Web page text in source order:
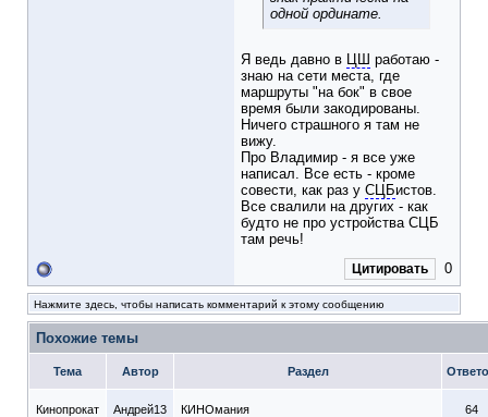
одной ординате.
Я ведь давно в ЦШ работаю -
знаю на сети места, где
маршруты "на бок" в свое
время были закодированы.
Ничего страшного я там не
вижу.
Про Владимир - я все уже
написал. Все есть - кроме
совести, как раз у СЦБистов.
Все свалили на других - как
будто не про устройства СЦБ
там речь!
Цитировать 0
Нажмите здесь, чтобы написать комментарий к этому сообщению
Похожие темы
Тема Автор Раздел
Кинопрокат Андрей13 КИНОмания 64